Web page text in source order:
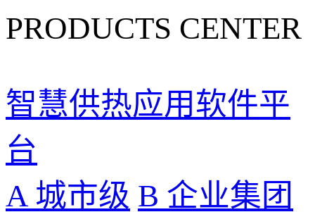
PRODUCTS CENTER
智慧供热应用软件平
台
A 城市级 B 企业集团